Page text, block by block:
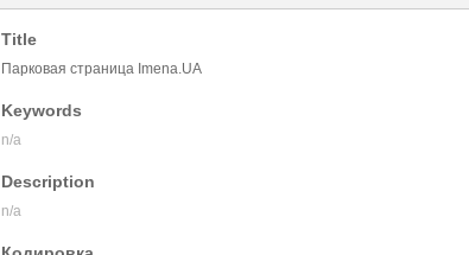
Title
Парковая страница Imena.UA
Keywords
n/a
Description
n/a